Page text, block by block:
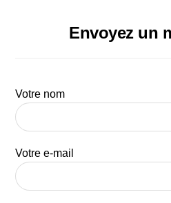
Envoyez un
Votre nom
Votre e-mail